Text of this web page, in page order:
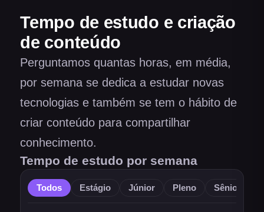
Tempo de estudo e criação
de conteúdo
Perguntamos quantas horas, em média,
por semana se dedica a estudar novas
tecnologias e também se tem o hábito de
criar conteúdo para compartilhar
conhecimento.
Tempo de estudo por semana
Todos Estágio Júnior Pleno Sênior